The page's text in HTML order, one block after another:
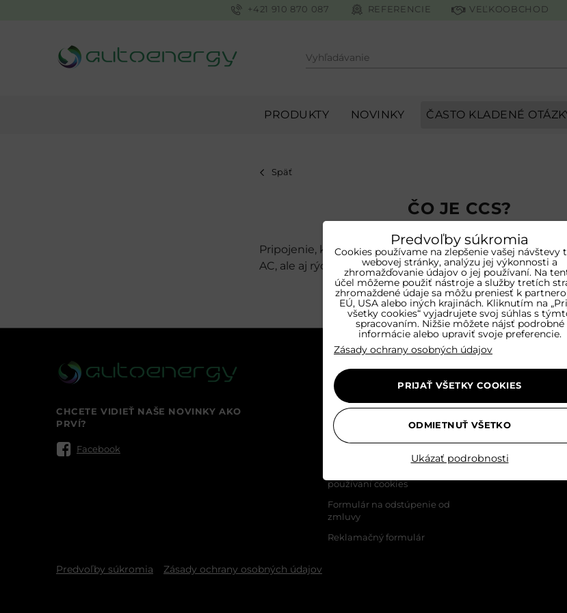
Vyhľadávanie
+421 910 870 087 REFERENCIE VEĽKOOBCHOD
PRODUKTY NOVINKY ČASTO KLADENÉ
Späť
ČO JE CCS?
Pripojenie, ktoré vyhovuje aj klasickému nabíjaniu so
AC, ale aj rýchlonabíjaniu DC.
CHCETE VIDIEŤ NAŠE NOVINKY AKO
PRVÍ?
Facebook
Domov
Všeobecné obchodné
podmienky
Reklamačný poriadok
Poučenie o ochrane
používaní cookies
Formulár na odstúpenie od
zmluvy
Reklamačný formulár
+421 910 870 087
ČASTO KLADENÉ
Predvoľby súkromia Zásady ochrany osobných údajov
Predvoľby súkromia
Cookies používame na zlepšenie vašej návštevy
webovej stránky, analýzu jej výkonnosti a
zhromažďovanie údajov o jej používaní. Na
účel môžeme použiť nástroje a služby tretích
zhromaždené údaje sa môžu preniesť k
EÚ, USA alebo iných krajinách. Kliknutím na
všetky cookies“ vyjadrujete svoj súhlas s
spracovaním. Nižšie môžete nájsť podrobné
informácie alebo upraviť svoje preferencie.
Zásady ochrany osobných údajov
Ukázať podrobnosti
PRIJAŤ VŠETKY COOKIES
ODMIETNUŤ VŠETKO